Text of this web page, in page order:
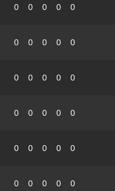
0
0
0
0
0
0
0
0
0
0
0
0
0
0
0
0
0
0
0
0
0
0
0
0